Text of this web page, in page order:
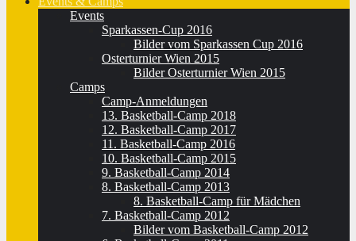
Events
Sparkassen-Cup 2016
Bilder vom Sparkassen Cup 2016
Osterturnier Wien 2015
Bilder Osterturnier Wien 2015
Camps
Camp-Anmeldungen
13. Basketball-Camp 2018
12. Basketball-Camp 2017
11. Basketball-Camp 2016
10. Basketball-Camp 2015
9. Basketball-Camp 2014
8. Basketball-Camp 2013
8. Basketball-Camp für Mädchen
7. Basketball-Camp 2012
Bilder vom Basketball-Camp 2012